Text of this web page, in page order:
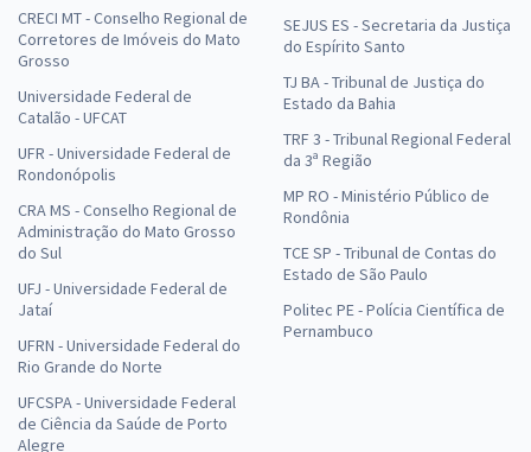
CRECI MT - Conselho Regional de
Corretores de Imóveis do Mato
Grosso
Universidade Federal de
Catalão - UFCAT
UFR - Universidade Federal de
Rondonópolis
CRA MS - Conselho Regional de
Administração do Mato Grosso
do Sul
UFJ - Universidade Federal de
Jataí
UFRN - Universidade Federal do
Rio Grande do Norte
UFCSPA - Universidade Federal
de Ciência da Saúde de Porto
Alegre
SEJUS ES - Secretaria da Justiça
do Espírito Santo
TJ BA - Tribunal de Justiça do
Estado da Bahia
TRF 3 - Tribunal Regional Federal
da 3ª Região
MP RO - Ministério Público de
Rondônia
TCE SP - Tribunal de Contas do
Estado de São Paulo
Politec PE - Polícia Científica de
Pernambuco